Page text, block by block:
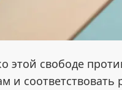
этой свободе
и соответствовать